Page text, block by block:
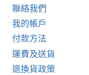
聯絡我們
我的帳戶
付款方法
運費及送貨
退換貨政策